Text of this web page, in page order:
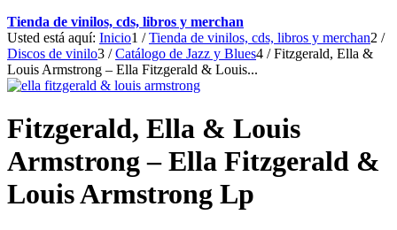
Tienda de vinilos, cds, libros y merchan
Usted está aquí: Inicio1 / Tienda de vinilos, cds, libros y merchan2 /
Discos de vinilo3 / Catálogo de Jazz y Blues4 / Fitzgerald, Ella &
Louis Armstrong – Ella Fitzgerald & Louis...
Fitzgerald, Ella & Louis
Armstrong – Ella Fitzgerald &
Louis Armstrong Lp